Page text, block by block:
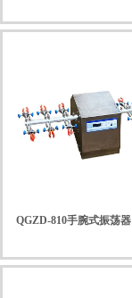
QGZD-810手腕式振荡器